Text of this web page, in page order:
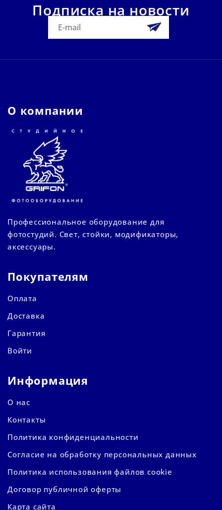
Подписка на новости
О компании
Профессиональное оборудование для
фотостудий. Свет, стойки, модификаторы,
аксессуары.
Покупателям
Оплата
Доставка
Гарантия
Войти
Информация
О нас
Контакты
Политика конфиденциальности
Согласие на обработку персональных данных
Политика использования файлов cookie
Договор публичной оферты
Карта сайта